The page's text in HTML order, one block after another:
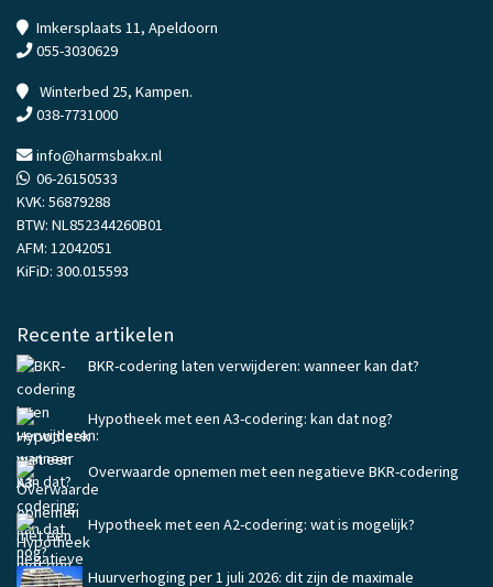
Imkersplaats 11, Apeldoorn
055-3030629
Winterbed 25, Kampen.
038-7731000
info@harmsbakx.nl
06-26150533
KVK: 56879288
BTW: NL852344260B01
AFM: 12042051
KiFiD: 300.015593
Recente artikelen
BKR-codering laten verwijderen: wanneer kan dat?
Hypotheek met een A3-codering: kan dat nog?
Overwaarde opnemen met een negatieve BKR-codering
Hypotheek met een A2-codering: wat is mogelijk?
Huurverhoging per 1 juli 2026: dit zijn de maximale